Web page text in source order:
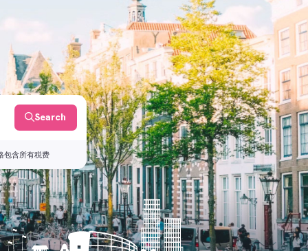
Search
包含所有税费